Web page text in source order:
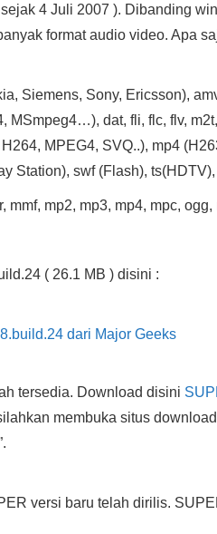
4 Juli 2007 ). Dibanding
format audio video. Apa
Siemens, Sony, Ericsson),
MSmpeg4…), dat, fli, flc, flv,
MPEG4, SVQ..), mp4
Station), swf (Flash),
mmf, mp2, mp3, mp4, mpc, ogg,
( 26.1 MB ) disini :
dari Major Geeks
tersedia. Download disini
membuka situs
versi baru telah dirilis.